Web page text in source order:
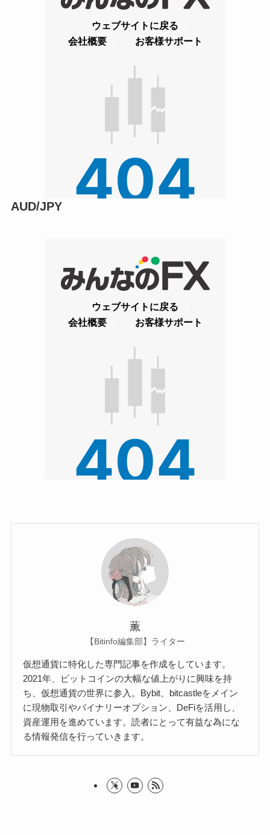
AUD/JPY
薫
【Bitinfo編集部】ライター
仮想通貨に特化した専門記事を作成をしています。
2021年、ビットコインの大幅な値上がりに興味を持
ち、仮想通貨の世界に参入。Bybit、bitcastleをメイン
に現物取引やバイナリーオプション、DeFiを活用し、
資産運用を進めています。読者にとって有益な為にな
る情報発信を行っていきます。